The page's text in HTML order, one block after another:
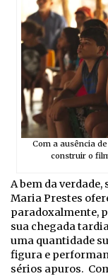
Com a ausência
construir o
A bem da
Maria Prestes
paradoxalmente,
sua chegada
uma quantidade
figura e
sérios apuros.